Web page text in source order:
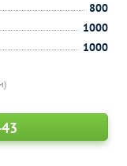
800
1000
1000